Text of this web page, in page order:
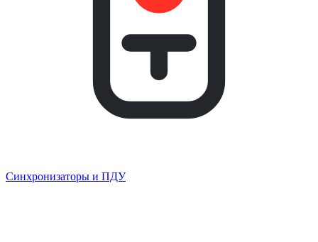
Синхронизаторы и ПДУ